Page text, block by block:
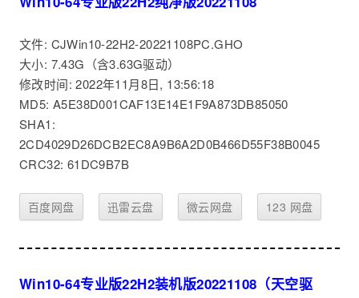
文件: CJWin10-22H2-20221108PC.GHO
大小: 7.43G（含3.63G驱动）
修改时间: 2022年11月8日, 13:56:18
MD5: A5E38D001CAF13E14E1F9A873DB85050
SHA1:
2CD4029D26DCB2EC8A9B6A2D0B466D55F38B0045
CRC32: 61DC9B7B
百度网盘 迅雷云盘 微云网盘 123 网盘
Win10-64专业版22H2装机版20221108（天空驱